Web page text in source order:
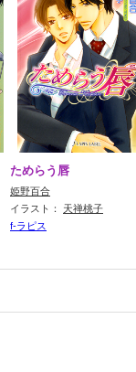
ためらう唇
姫野百合
イラスト： 天禅桃子
f-ラピス